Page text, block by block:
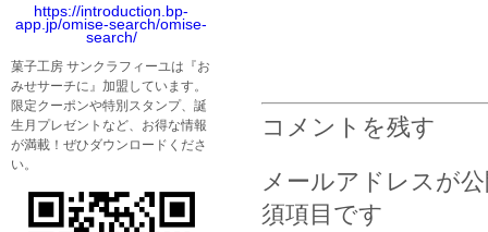
https://introduction.bp-
app.jp/omise-search/omise-
search/
菓子工房 サンクラフィーユは『お
みせサーチに』加盟しています。
限定クーポンや特別スタンプ、誕
生月プレゼントなど、お得な情報
が満載！ぜひダウンロードくださ
い。
コメントを残す
メールアドレスが
須項目です